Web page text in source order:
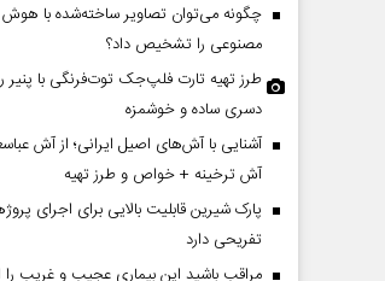
چگونه می‌توان تصاویر ساخته‌شده با هوش
مصنوعی را تشخیص داد؟
طرز تهیه تارت فلپ‌جک توت‌فرنگی با پنیر
دسری ساده و خوشمزه
آشنایی با آش‌های اصیل ایرانی؛ از آش
آش ترخینه + خواص و طرز تهیه
پارک شیرین قابلیت‌ بالایی برای اجرای
تفریحی دارد
مراقب باشید این بیماری عجیب و غریب را